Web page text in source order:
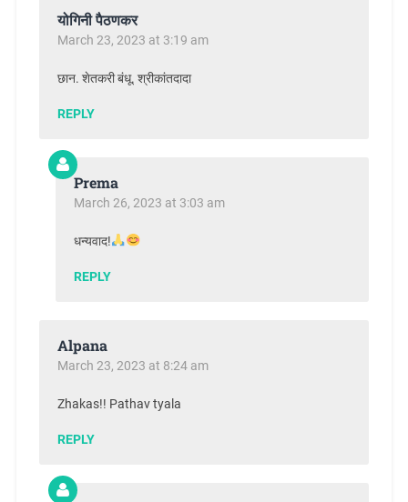
योगिनी पैठणकर
March 23, 2023 at 3:19 am
छान. शेतकरी बंधू. श्रीकांतदादा
REPLY
Prema
March 26, 2023 at 3:03 am
धन्यवाद!
REPLY
Alpana
March 23, 2023 at 8:24 am
Zhakas!! Pathav tyala
REPLY